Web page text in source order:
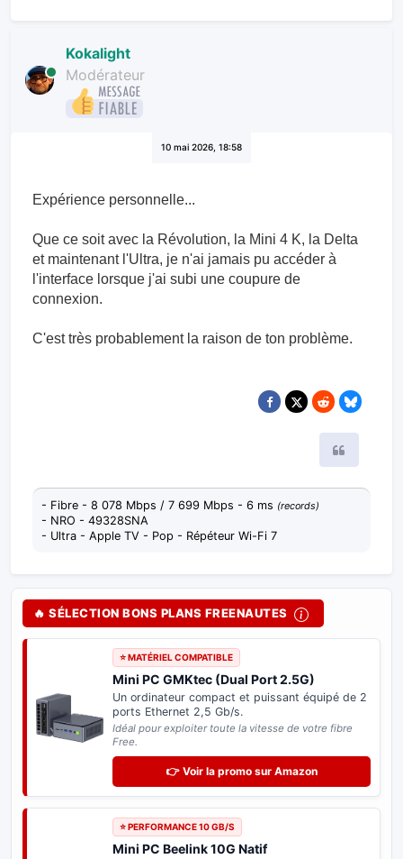
Kokalight
Modérateur
10 mai 2026, 18:58
Expérience personnelle...
Que ce soit avec la Révolution, la Mini 4 K, la Delta
et maintenant l'Ultra, je n'ai jamais pu accéder à
l'interface lorsque j'ai subi une coupure de
connexion.
C'est très probablement la raison de ton problème.
- Fibre - 8 078 Mbps / 7 699 Mbps - 6 ms (records)
- NRO - 49328SNA
- Ultra - Apple TV - Pop - Répéteur Wi-Fi 7
🔥 SÉLECTION BONS PLANS FREENAUTES
⭐ BON PLAN FREEBOX
Adaptateur USB-C 2.5 Gb/s
Boostez votreFreebox Pop ou Ultra. Profitez
enfin du plein débit de 2,5 Gb/s en filaire sur
votre PC.
Plug & Play : reconnu directement sans aucun pilote.
👉 Voir la promo sur Amazon
⭐ SPÉCIAL DELTA & ULTRA
Switch Réseau 2.5 Gb/s